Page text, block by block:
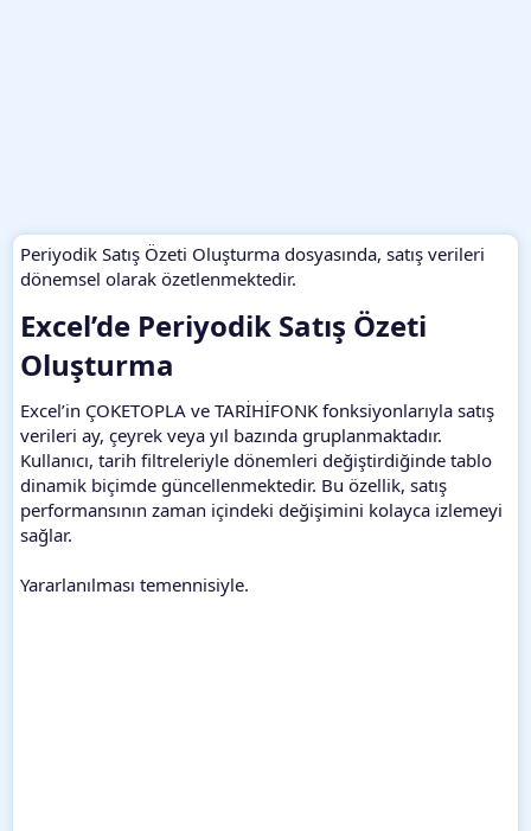
Periyodik Satış Özeti Oluşturma dosyasında, satış verileri
dönemsel olarak özetlenmektedir.
Excel’de Periyodik Satış Özeti
Oluşturma​
Excel’in ÇOKETOPLA ve TARİHİFONK fonksiyonlarıyla satış
verileri ay, çeyrek veya yıl bazında gruplanmaktadır.
Kullanıcı, tarih filtreleriyle dönemleri değiştirdiğinde tablo
dinamik biçimde güncellenmektedir. Bu özellik, satış
performansının zaman içindeki değişimini kolayca izlemeyi
sağlar.
Yararlanılması temennisiyle.